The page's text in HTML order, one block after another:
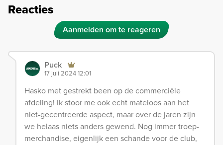
Reacties
Aanmelden om te reageren
Puck
17 juli 2024 12:01
Hasko met gestrekt been op de commerciële
afdeling! Ik stoor me ook echt mateloos aan het
niet-gecentreerde aspect, maar over de jaren zijn
we helaas niets anders gewend. Nog immer troep-
merchandise, eigenlijk een schande voor de club,